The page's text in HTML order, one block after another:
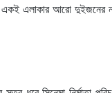
এলাকার আরো দুইজনের